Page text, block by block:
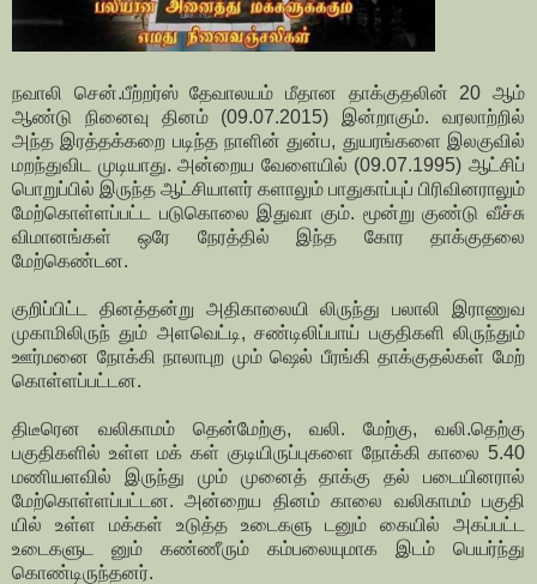
நவாலி சென்.பீற்றர்ஸ் தேவாலயம் மீதான தாக்குதலின் 20 ஆம்
ஆண்டு நினைவு தினம் (09.07.2015) இன்றாகும். வரலாற்றில்
அந்த இரத்தக்கறை படிந்த நாளின் துன்ப, துயரங்களை இலகுவில்
மறந்துவிட முடியாது. அன்றைய வேளையில் (09.07.1995) ஆட்சிப்
பொறுப்பில் இருந்த ஆட்சியாளர் களாலும் பாதுகாப்புப் பிரிவினராலும்
மேற்கொள்ளப்பட்ட படுகொலை இதுவா கும். மூன்று குண்டு வீச்சு
விமானங்கள் ஒரே நேரத்தில் இந்த கோர தாக்குதலை
மேற்கெண்டன.
குறிப்பிட்ட தினத்தன்று அதிகாலையி லிருந்து பலாலி இராணுவ
முகாமிலிருந் தும் அளவெட்டி, சண்டிலிப்பாய் பகுதிகளி லிருந்தும்
ஊர்மனை நோக்கி நாலாபுற மும் ஷெல் பீரங்கி தாக்குதல்கள் மேற்
கொள்ளப்பட்டன.
திடீரென வலிகாமம் தென்மேற்கு, வலி. மேற்கு, வலி.தெற்கு
பகுதிகளில் உள்ள மக் கள் குடியிருப்புகளை நோக்கி காலை 5.40
மணியளவில் இருந்து மும் முனைத் தாக்கு தல் படையினரால்
மேற்கொள்ளப்பட்டன. அன்றைய தினம் காலை வலிகாமம் பகுதி
யில் உள்ள மக்கள் உடுத்த உடைகளு டனும் கையில் அகப்பட்ட
உடைகளுட னும் கண்ணீரும் கம்பலையுமாக இடம் பெயர்ந்து
கொண்டிருந்தனர்.